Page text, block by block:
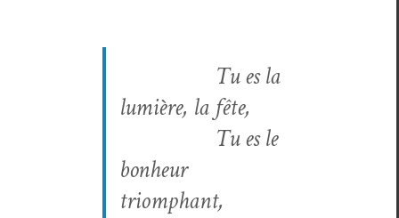
Tu es la
lumière, la fête,
Tu es le
bon­heur
triomphant,